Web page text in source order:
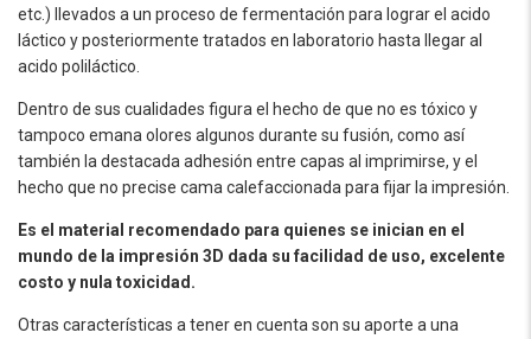
etc.) llevados a un proceso de fermentación para lograr el acido
láctico y posteriormente tratados en laboratorio hasta llegar al
acido poliláctico.
Dentro de sus cualidades figura el hecho de que no es tóxico y
tampoco emana olores algunos durante su fusión, como así
también la destacada adhesión entre capas al imprimirse, y el
hecho que no precise cama calefaccionada para fijar la impresión.
Es el material recomendado para quienes se inician en el
mundo de la impresión 3D dada su facilidad de uso, excelente
costo y nula toxicidad.
Otras características a tener en cuenta son su aporte a una